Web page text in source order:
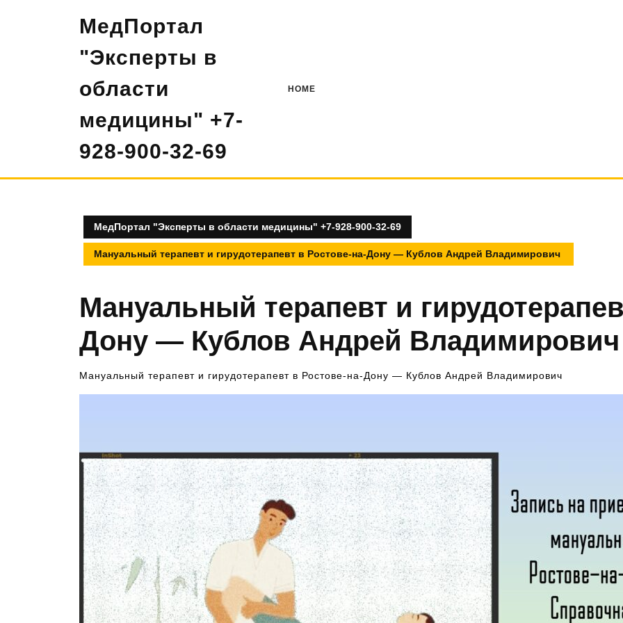
МедПортал
"Эксперты в
области
медицины" +7-
928-900-32-69
HOME
МедПортал "Эксперты в области медицины" +7-928-900-32-69
Мануальный терапевт и гирудотерапевт в Ростове-на-Дону — Кублов Андрей Владимирович
Мануальный терапевт и
Дону — Кублов Андрей
Мануальный терапевт и гирудотерапевт в Ростове-на-Дону — Кублов Андрей Владимирович